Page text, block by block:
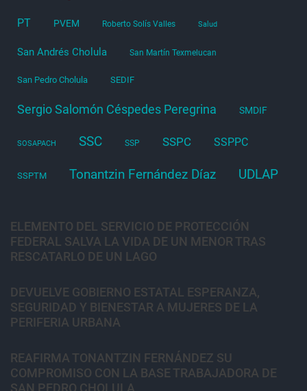
PT PVEM Roberto Solís Valles Salud
San Andrés Cholula San Martín Texmelucan
San Pedro Cholula SEDIF
Sergio Salomón Céspedes Peregrina SMDIF
SOSAPACH SSC SSP SSPC SSPPC
SSPTM Tonantzin Fernández Díaz UDLAP
ELEMENTO DEL SERVICIO DE PROTECCIÓN
FEDERAL SALVA LA VIDA DE UN MENOR TRAS
RESCATARLO DE UN LAGO
DEVUELVE GOBIERNO ESTATAL ESPERANZA,
SEGURIDAD Y BIENESTAR A MUJERES DE LA
PERIFERIA URBANA
REAFIRMA TONANTZIN FERNÁNDEZ SU
COMPROMISO CON LA BASE TRABAJADORA DE
SAN PEDRO CHOLULA